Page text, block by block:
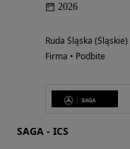
2026
Ruda Śląska (Śląskie)
Firma • Podbite
SAGA - ICS